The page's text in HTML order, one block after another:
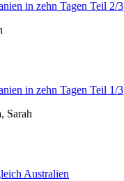
in zehn Tagen Teil 2/3
in zehn Tagen Teil 1/3
Sarah
Australien